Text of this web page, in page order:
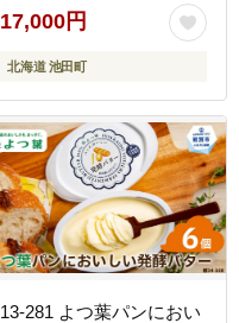
17,000円
北海道 池田町
13-281 よつ葉パンにおい